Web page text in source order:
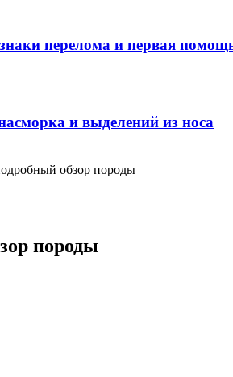
перелома и первая
и выделений из носа
обзор породы
породы